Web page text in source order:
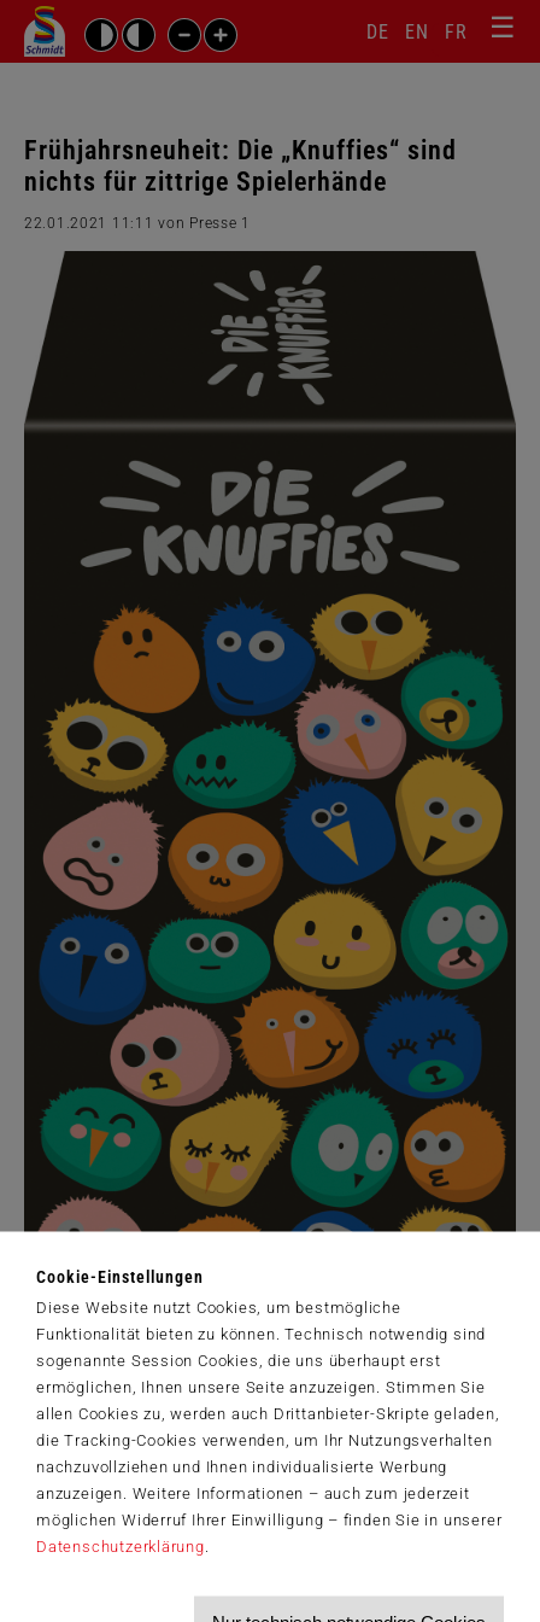
Cookie-Einstellungen
Diese Website nutzt Cookies, um bestmögliche
Funktionalität bieten zu können. Technisch notwendig sind
sogenannte Session Cookies, die uns überhaupt erst
ermöglichen, Ihnen unsere Seite anzuzeigen. Stimmen Sie
allen Cookies zu, werden auch Drittanbieter-Skripte geladen,
die Tracking-Cookies verwenden, um Ihr Nutzungsverhalten
nachzuvollziehen und Ihnen individualisierte Werbung
anzuzeigen. Weitere Informationen – auch zum jederzeit
möglichen Widerruf Ihrer Einwilligung – finden Sie in unserer
Datenschutzerklärung
☰
DE EN FR
Suchbegriffe
Frühjahrsneuheit: Die „Knuffies“ sind
nichts für zittrige Spielerhände
22.01.2021 11:11 von Presse 1
Berlin, Januar 2021.Bunte Bällchen aufeinander zu stapeln ist
doch ein Kinderspiel – oder etwa nicht? Wäre es wohl, wenn die
Schwerkraft den flauschigen Turm der Spieler nicht immer wieder
zum Einsturz bringen würde...